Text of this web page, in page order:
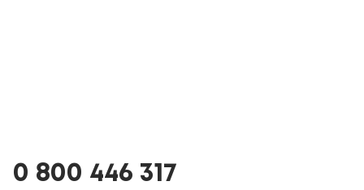
0 800 446 317